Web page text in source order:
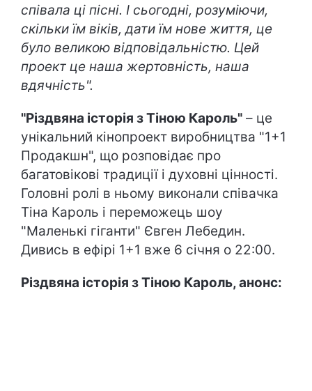
співала ці пісні. І сьогодні, розуміючи,
скільки їм віків, дати їм нове життя, це
було великою відповідальністю. Цей
проект це наша жертовність, наша
вдячність".
"Різдвяна історія з Тіною Кароль" – це
унікальний кінопроект виробництва "1+1
Продакшн", що розповідає про
багатовікові традиції і духовні цінності.
Головні ролі в ньому виконали співачка
Тіна Кароль і переможець шоу
"Маленькі гіганти" Євген Лебедин.
Дивись в ефірі 1+1 вже 6 січня о 22:00.
Різдвяна історія з Тіною Кароль, анонс: